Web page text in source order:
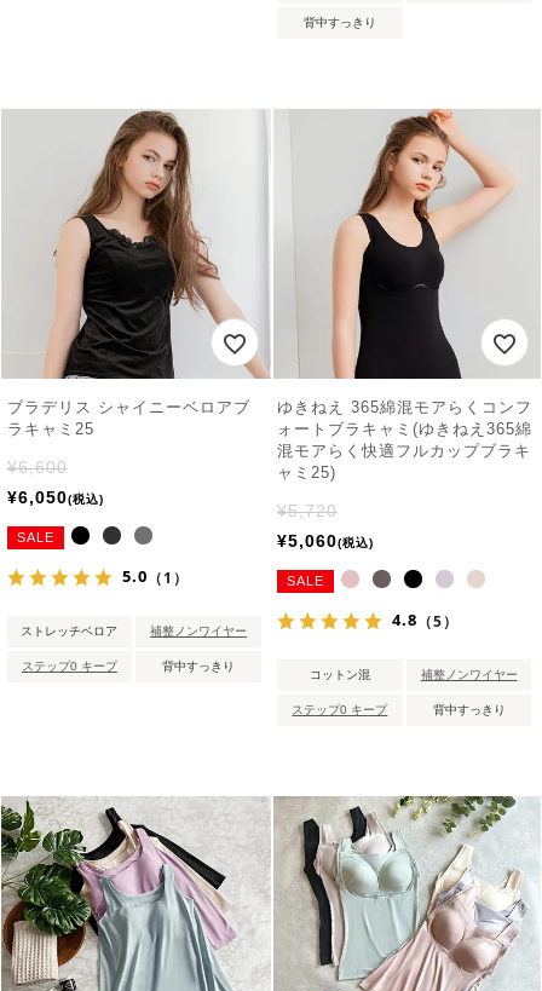
背中すっきり
ブラデリス シャイニーベロアブ
ラキャミ25
¥6,600
¥6,050 税込
SALE
5.0 （1）
ストレッチベロア 補整ノンワイヤー
ステップ0 キープ 背中すっきり
ゆきねえ 365綿混モアらくコンフ
ォートブラキャミ(ゆきねえ365綿
混モアらく快適フルカップブラキ
ャミ25)
¥5,720
¥5,060 税込
SALE
4.8 （5）
コットン混 補整ノンワイヤー
ステップ0 キープ 背中すっきり